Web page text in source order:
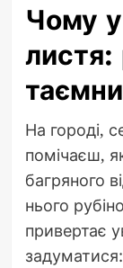
Чому
На городі,
помічаєш,
багряного
нього
привертає